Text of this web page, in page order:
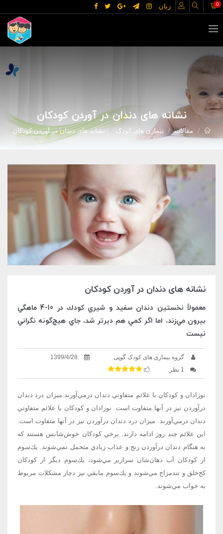
زبان 0
نشانه های دندان در آوردن کودکان
مقالات بیماری های کودک نشانه های دندان در آوردن کودکان
نشانه های دندان در آوردن کودکان
معمولاً نخستين دندان سفيد و شيري كودك در 10-4 ماهگي
بيرون مي‌زند، اما اگر كمي هم ديرتر شد، جاي هيچ‌گونه نگراني
نيست
گروه بیماری های کودک گوپی
1399/4/28
1 نظر
نوزادان و كودكان با علائم متفاوتي دندان درمي‌آورند.ميزان درد دندان
درآوردن نيز در آنها متفاوت است. نوزادان و كودكان با علائم متفاوتي
دندان درمي‌آورند. ميزان درد دندان درآوردن نيز در آنها متفاوت است.
اين علائم چند روز ادامه دارند. برخي كودكان خوش‌شانس هستند كه
به هنگام دندان درآوردن رنج و عذاب زيادي متحمل نمي‌شوند. يك‌سوم
از كودكان آب دهان‌شان سرازير مي‌شود، يك‌سوم ديگر از كودكان
كج‌خلق و تندمزاج مي‌شوند و يك‌سوم مابقي نيز دچار مشكلات مربوط
به خواب مي‌شوند.